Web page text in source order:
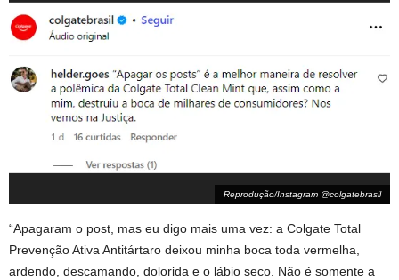
Reprodução/Instagram @colgatebrasil
“Apagaram o post, mas eu digo mais uma vez: a Colgate Total
Prevenção Ativa Antitártaro deixou minha boca toda vermelha,
ardendo, descamando, dolorida e o lábio seco. Não é somente a